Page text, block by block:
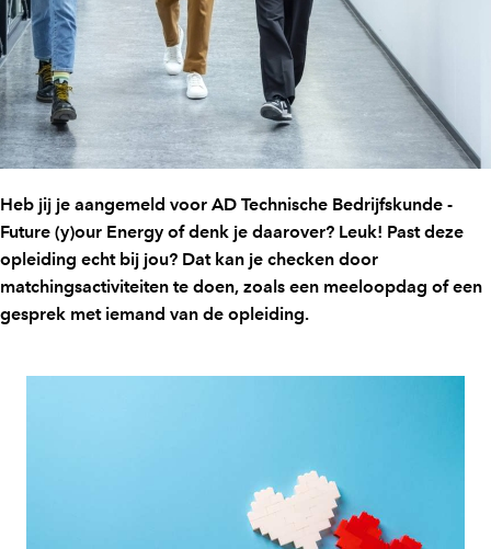
Heb jij je aangemeld voor AD Technische Bedrijfskunde -
Future (y)our Energy of denk je daarover? Leuk! Past deze
opleiding echt bij jou? Dat kan je checken door
matchingsactiviteiten te doen, zoals een meeloopdag of een
gesprek met iemand van de opleiding.